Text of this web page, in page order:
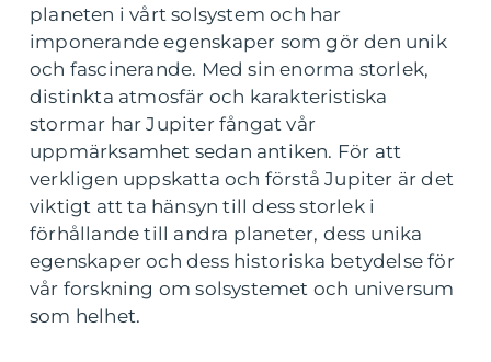
planeten i vårt solsystem och har
imponerande egenskaper som gör den unik
och fascinerande. Med sin enorma storlek,
distinkta atmosfär och karakteristiska
stormar har Jupiter fångat vår
uppmärksamhet sedan antiken. För att
verkligen uppskatta och förstå Jupiter är det
viktigt att ta hänsyn till dess storlek i
förhållande till andra planeter, dess unika
egenskaper och dess historiska betydelse för
vår forskning om solsystemet och universum
som helhet.